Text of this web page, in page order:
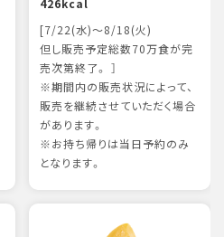
426kcal
[7/22(水)～8/18(火)
但し販売予定総数70万食が完
売次第終了。 ］
※期間内の販売状況によって、
販売を継続させていただく場合
があります。
※お持ち帰りは当日予約のみ
となります。